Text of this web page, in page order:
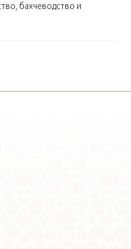
бахчеводство и